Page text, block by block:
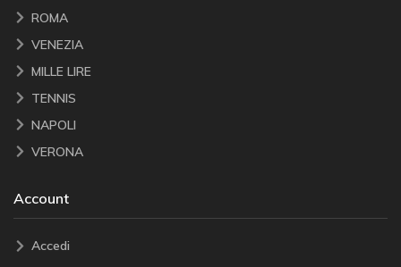
ROMA
VENEZIA
MILLE LIRE
TENNIS
NAPOLI
VERONA
Account
Accedi